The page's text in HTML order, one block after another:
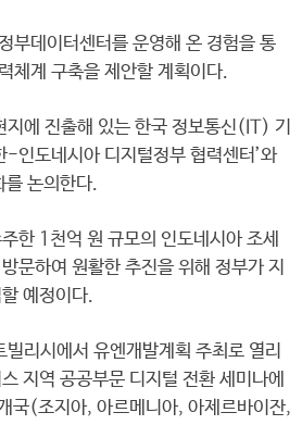
부데이터센터를 운영해 온 경험을 통
체계 구축을 제안할 계획이다.
지에 진출해 있는 한국 정보통신(IT) 기
-인도네시아 디지털정부 협력센터’와
를 논의한다.
한 1천억 원 규모의 인도네시아 조세
문하여 원활한 추진을 위해 정부가 지
예정이다.
리시에서 유엔개발계획 주최로 열리
지역 공공부문 디지털 전환 세미나에
국(조지아, 아르메니아, 아제르바이잔,